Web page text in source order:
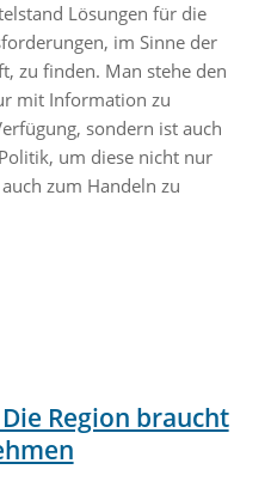
Lösungen für die
im Sinne der
zu finden. Man stehe den
mit Information zu
sondern ist auch
um diese nicht nur
zum Handeln zu
Region braucht